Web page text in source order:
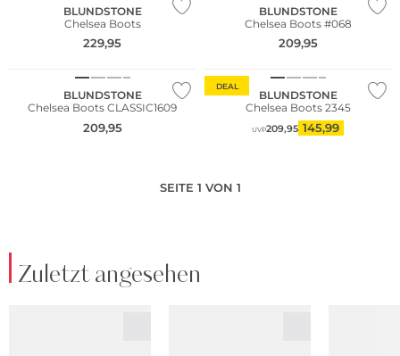
BLUNDSTONE
Chelsea Boots
229,95
BLUNDSTONE
Chelsea Boots #068
209,95
BLUNDSTONE
Chelsea Boots CLASSIC1609
209,95
DEAL
BLUNDSTONE
Chelsea Boots 2345
UVP209,95 145,99
SEITE 1 VON 1
Zuletzt angesehen